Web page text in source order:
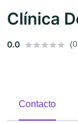
Clínica
0.0
Contacto